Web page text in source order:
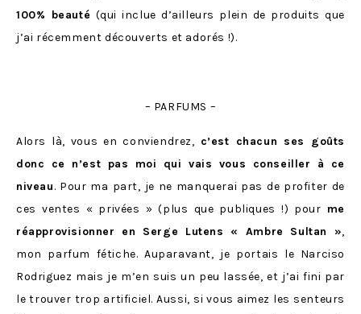
100% beauté (qui inclue d’ailleurs plein de produits que
j’ai récemment découverts et adorés !).
– PARFUMS –
Alors là, vous en conviendrez, c’est chacun ses goûts
donc ce n’est pas moi qui vais vous conseiller à ce
niveau. Pour ma part, je ne manquerai pas de profiter de
ces ventes « privées » (plus que publiques !) pour me
réapprovisionner en Serge Lutens « Ambre Sultan »,
mon parfum fétiche. Auparavant, je portais le Narciso
Rodriguez mais je m’en suis un peu lassée, et j’ai fini par
le trouver trop artificiel. Aussi, si vous aimez les senteurs